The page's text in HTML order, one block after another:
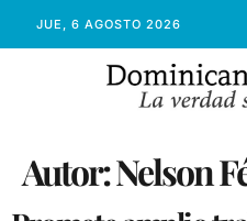
JUE, 6 AGOSTO 2026
Autor:Nelson